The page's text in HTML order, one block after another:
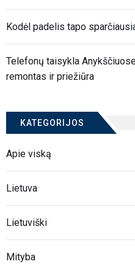
Kodėl padelis tapo
Telefonų taisykla
remontas ir priežiūra
KATEGORIJOS
Apie viską
Lietuva
Lietuviški
Mityba